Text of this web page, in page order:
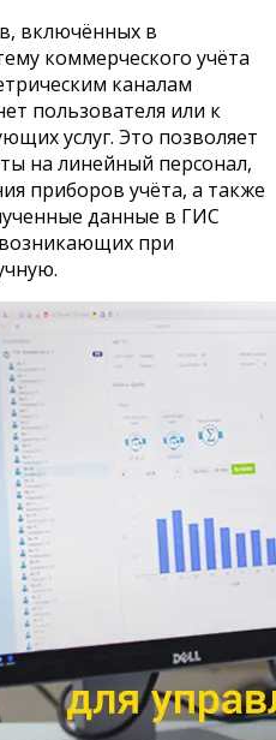
включённых в
коммерческого учёта
каналам
пользователя или к
услуг. Это позволяет
на линейный персонал,
приборов учёта, а также
данные в ГИС
при